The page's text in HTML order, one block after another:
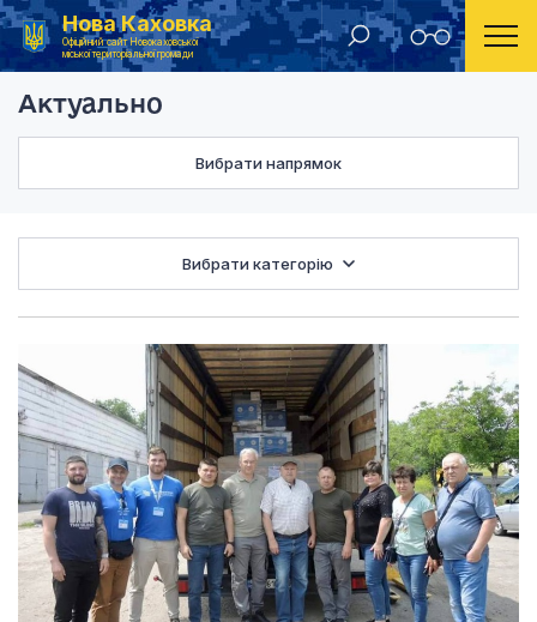
Нова Каховка
Офіційний сайт Новокаховської
міської територіальної громади
Головна Актуально
Актуально
Вибрати напрямок
Вибрати категорію